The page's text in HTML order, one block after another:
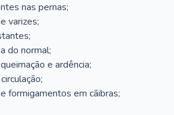
nas pernas;
varizes;
do normal;
e ardência;
formigamentos em cãibras;